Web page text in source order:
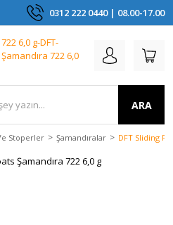
0312 222 0440 | 08.00-17.00
ARA
Stoperler Şamandıralar DFT Sliding